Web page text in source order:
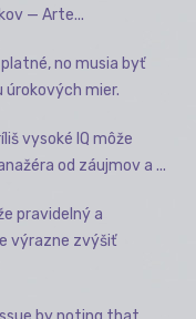
— Arte...
no musia byť
úrokových mier.
vysoké IQ môže
od záujmov a ...
pravidelný a
výrazne zvýšiť